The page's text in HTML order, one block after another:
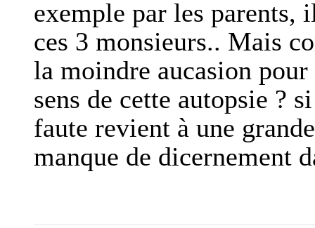
exemple par les parents,
ces 3 monsieurs.. Mais
la moindre aucasion
sens de cette autopsie ?
faute revient à une
manque de dicernement